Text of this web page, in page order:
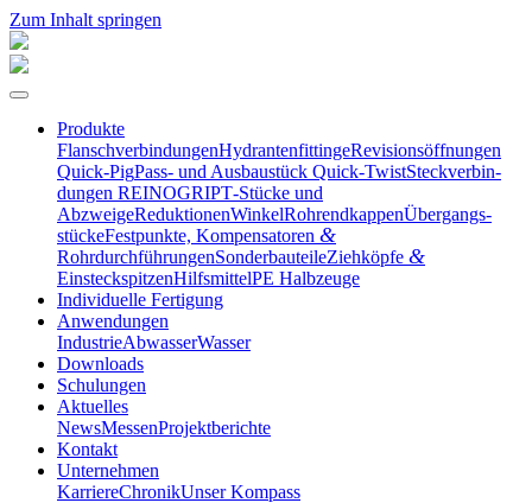
Zum Inhalt springen
Produkte
Flansch­ver­bin­dungenHydran­ten­fit­tingeRevisi­ons­öff­nungen
Quick-PigPass- und Ausbau­stück Quick-TwistSteck­ver­bin­
dungen REINOGRIPT‑Stücke und
AbzweigeReduktionenWinkelRohrend­kappenÜbergangs­
stückeFestpunkte, Kompen­sa­toren &
RohrdurchführungenSonder­bau­teileZiehköpfe &
EinsteckspitzenHilfs­mittelPE Halbzeuge
Indivi­duelle Fertigung
Anwen­dungen
IndustrieAbwasserWasser
Downloads
Schulungen
Aktuelles
NewsMessenProjekt­be­richte
Kontakt
Unter­nehmen
KarriereChronikUnser Kompass